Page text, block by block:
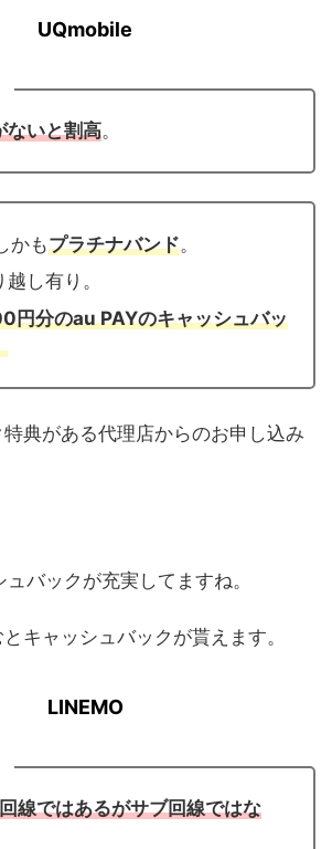
UQmobile
ないと割高。
かもプラチナバンド。
し有り。
円分のau PAYのキャッシュバッ
典がある代理店からのお申し込み
バックが充実してますね。
とキャッシュバックが貰えます。
LINEMO
線ではあるがサブ回線ではな